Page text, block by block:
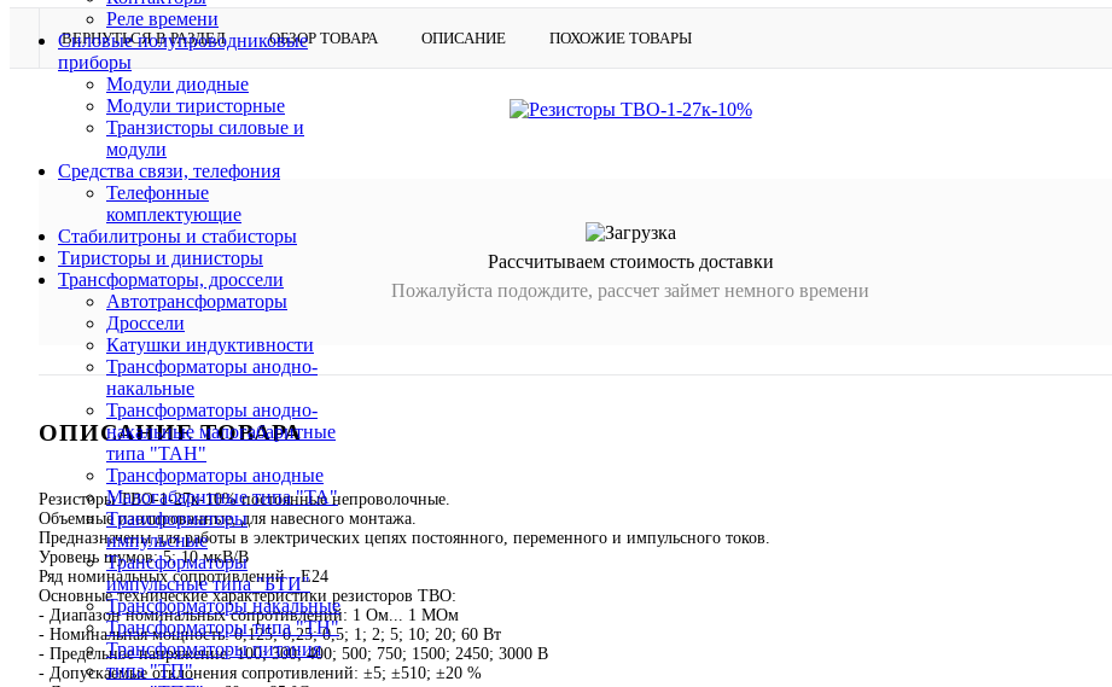
Реле времени
Силовые полупроводниковые
приборы
Модули диодные
Модули тиристорные
Транзисторы силовые и
модули
Средства связи, телефония
Телефонные
комплектующие
Стабилитроны и стабисторы
Тиристоры и динисторы
Трансформаторы, дроссели
Автотрансформаторы
Дроссели
Катушки индуктивности
Трансформаторы анодно-
накальные
Трансформаторы анодно-
накальные малогабаритные
типа "ТАН"
Трансформаторы анодные
Малогабаритные типа "ТА"
Трансформаторы
импульсные
Трансформаторы
импульсные типа "БТИ"
Трансформаторы накальные
Трансформаторы типа "ТН"
Трансформаторы питания
типа "ТП"
ВЕРНУТЬСЯ В РАЗДЕЛ ОБЗОР ТОВАРА ОПИСАНИЕ ПОХОЖИЕ ТОВАРЫ
Рассчитываем стоимость доставки
Пожалуйста подождите, рассчет займет немного времени
ОПИСАНИЕ ТОВАРА
Резисторы ТВО-1-27к-10% постоянные непроволочные.
Объемные изолированные, для навесного монтажа.
Предназначены для работы в электрических цепях постоянного, переменного и импульсного токов.
Уровень шумов: 5; 10 мкВ/В
Ряд номинальных сопротивлений - Е24
Основные технические характеристики резисторов ТВО:
- Диапазон номинальных сопротивлений: 1 Ом... 1 МОм
- Номинальная мощность: 0,125; 0,25; 0,5; 1; 2; 5; 10; 20; 60 Вт
- Предельное напряжение: 100; 300; 400; 500; 750; 1500; 2450; 3000 В
- Допускаемые отклонения сопротивлений: ±5; ±510; ±20 %